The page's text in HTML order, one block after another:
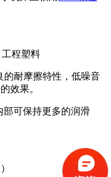
程塑料
的耐摩擦特性，低噪音
效果。
部可保持更多的润滑